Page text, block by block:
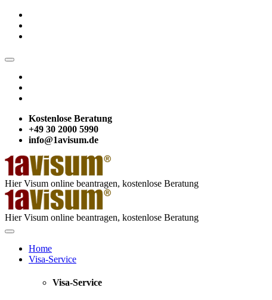
Kostenlose Beratung
+49 30 2000 5990
info@1avisum.de
Hier Visum online beantragen, kostenlose Beratung
Hier Visum online beantragen, kostenlose Beratung
Home
Visa-Service
Visa-Service